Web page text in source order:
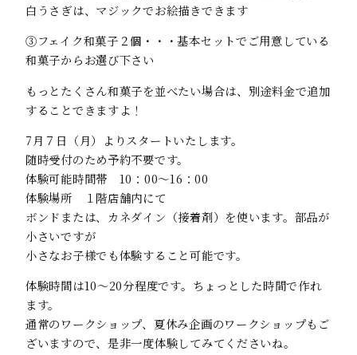
白うさぎは、マジックでお絵描きできます
③フェイク和菓子２個・・・基本セットでご用意している
和菓子からお選び下さい
もっとたくさん和菓子を並べたい場合は、別途料金で追加
することできますよ！
7月７日（月）よりスタートいたします。
随時受付のため予約不要です。
体験可能時間帯 10：00～16：00
体験場所 １階店舗内にて
ボンドまたは、カネダイン（接着剤）を使います。部品が
小さいですが
小さなお子様でも体験すること可能です。
体験時間は10～20分程度です。ちょっとした時間で作れ
ます。
通常のワークショップ、夏休み企画のワークショップもご
ざいますので、是非一度体験してみてくださいね。